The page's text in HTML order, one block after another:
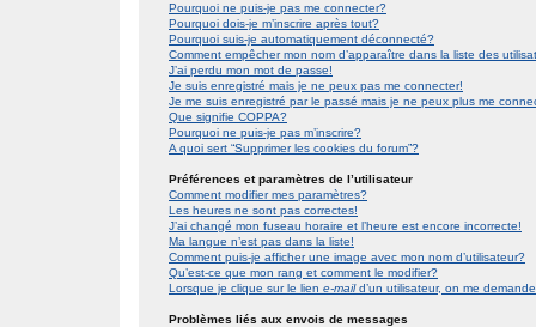
Pourquoi ne puis-je pas me connecter?
Pourquoi dois-je m’inscrire après tout?
Pourquoi suis-je automatiquement déconnecté?
Comment empêcher mon nom d’apparaître dans la liste des
J’ai perdu mon mot de passe!
Je suis enregistré mais je ne peux pas me connecter!
Je me suis enregistré par le passé mais je ne peux plus me
Que signifie COPPA?
Pourquoi ne puis-je pas m’inscrire?
A quoi sert “Supprimer les cookies du forum”?
Préférences et paramètres de l’utilisateur
Comment modifier mes paramètres?
Les heures ne sont pas correctes!
J’ai changé mon fuseau horaire et l’heure est encore incorrecte!
Ma langue n’est pas dans la liste!
Comment puis-je afficher une image avec mon nom d’utilisateur?
Qu’est-ce que mon rang et comment le modifier?
Lorsque je clique sur le lien e-maild’un utilisateur, on me
Problèmes liés aux envois de messages